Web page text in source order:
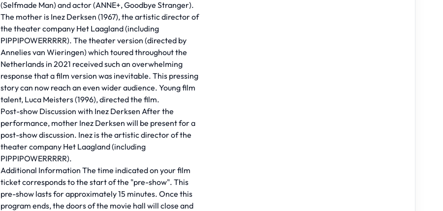
(Selfmade Man) and actor (ANNE+, Goodbye Stranger).
The mother is Inez Derksen (1967), the artistic director of
the theater company Het Laagland (including
PIPPIPOWERRRRR). The theater version (directed by
Annelies van Wieringen) which toured throughout the
Netherlands in 2021 received such an overwhelming
response that a film version was inevitable. This pressing
story can now reach an even wider audience. Young film
talent, Luca Meisters (1996), directed the film.
Post-show Discussion with Inez Derksen After the
performance, mother Inez Derksen will be present for a
post-show discussion. Inez is the artistic director of the
theater company Het Laagland (including
PIPPIPOWERRRRR).
Additional Information The time indicated on your film
ticket corresponds to the start of the "pre-show". This
pre-show lasts for approximately 15 minutes. Once this
program ends, the doors of the movie hall will close and